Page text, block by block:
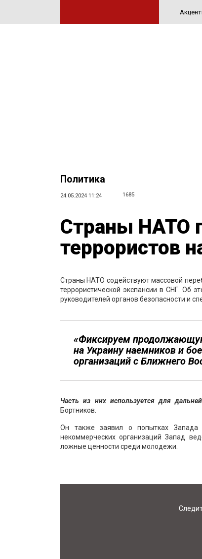
Политика
24.05.2024 11:24 1685
Страны НАТО
террористов
Страны НАТО содействуют массовой
террористической экспансии в СНГ. Об
руководителей органов безопасности и
«Фиксируем
на Украину наемников и
организаций с Ближнего
Часть из них используется для
Бортников.
Он также заявил о попытках Запада
некоммерческих организаций Запад
ложные ценности среди молодежи.